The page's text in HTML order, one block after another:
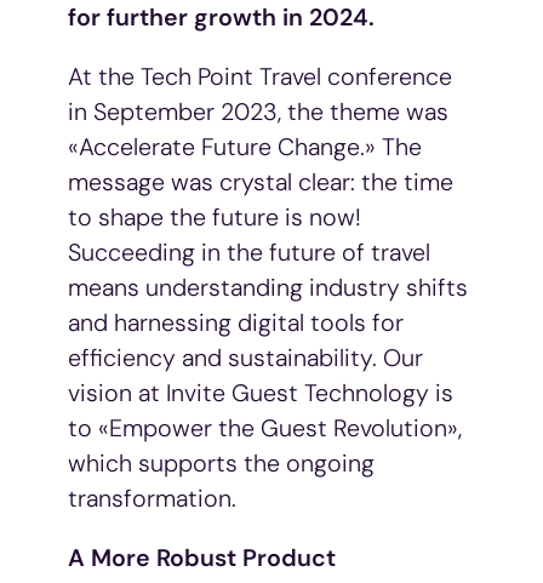
for further growth in 2024.
At the Tech Point Travel conference
in September 2023, the theme was
«Accelerate Future Change.» The
message was crystal clear: the time
to shape the future is now!
Succeeding in the future of travel
means understanding industry shifts
and harnessing digital tools for
efficiency and sustainability. Our
vision at Invite Guest Technology is
to «Empower the Guest Revolution»,
which supports the ongoing
transformation.
A More Robust Product